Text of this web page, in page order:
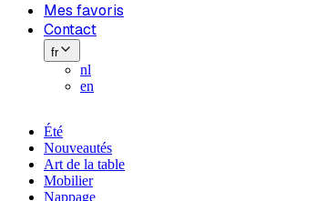
Mes favoris
Contact
fr
nl
en
Été
Nouveautés
Art de la table
Mobilier
Nappage